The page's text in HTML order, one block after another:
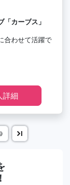
「カーブス」
合わせて活躍で
詳細